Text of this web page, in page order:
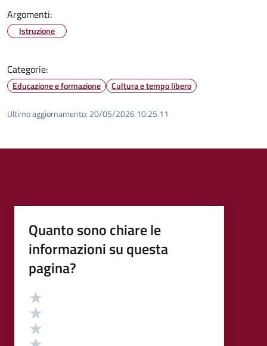
Argomenti:
Istruzione
Categorie:
Educazione e formazione Cultura e tempo libero
Ultimo aggiornamento: 20/05/2026 10:25.11
Quanto sono chiare le
informazioni su questa
pagina?
Valutazione